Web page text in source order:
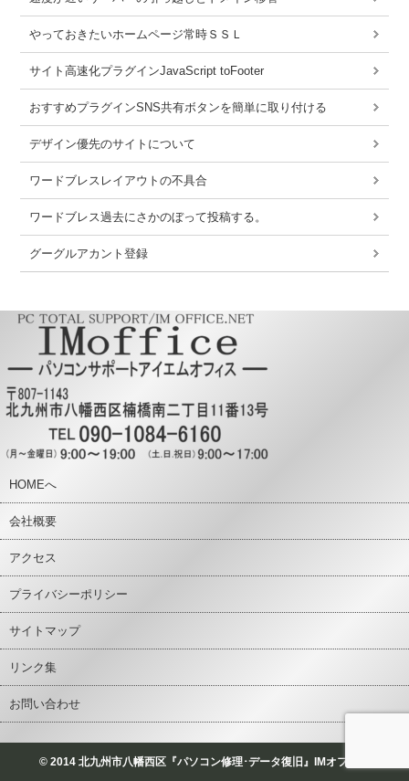
やっておきたいホームページ常時ＳＳＬ
サイト高速化プラグインJavaScript toFooter
おすすめプラグインSNS共有ボタンを簡単に取り付ける
デザイン優先のサイトについて
ワードブレスレイアウトの不具合
ワードブレス過去にさかのぼって投稿する。
グーグルアカント登録
HOMEへ
会社概要
アクセス
プライバシーポリシー
サイトマップ
リンク集
お問い合わせ
© 2014 北九州市八幡西区『パソコン修理･データ復旧』IMオフィス